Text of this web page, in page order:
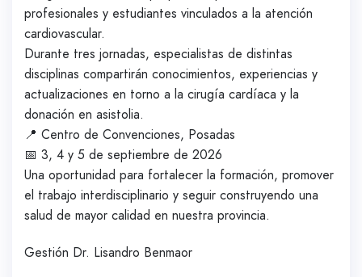
profesionales y estudiantes vinculados a la atención
cardiovascular.
Durante tres jornadas, especialistas de distintas
disciplinas compartirán conocimientos, experiencias y
actualizaciones en torno a la cirugía cardíaca y la
donación en asistolia.
📍 Centro de Convenciones, Posadas
📅 3, 4 y 5 de septiembre de 2026
Una oportunidad para fortalecer la formación, promover
el trabajo interdisciplinario y seguir construyendo una
salud de mayor calidad en nuestra provincia.
Gestión Dr. Lisandro Benmaor